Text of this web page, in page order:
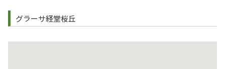
グラーサ経堂桜丘